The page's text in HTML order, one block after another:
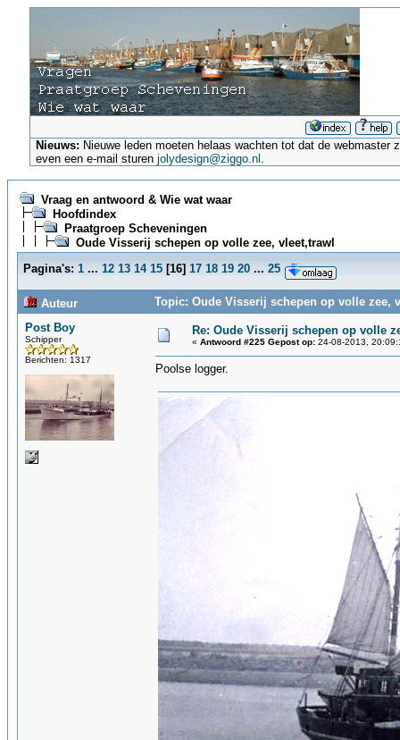
Nieuws: Nieuwe leden moeten helaas wachten tot dat de
even een e-mail sturenjolydesign@ziggo.nl .
Vraag en antwoord & Wie wat waar
Hoofdindex
Praatgroep Scheveningen
Oude Visserij schepen op volle zee, vleet,trawl
Pagina's: 1 ... 12 13 14 15 [16] 17 18 19 20 ... 25
Auteur
Topic: Oude Visserij schepen op volle zee,
Post Boy
Schipper
Berichten: 1317
Re: Oude Visserij schepen op volle
« Antwoord #225 Gepost op: 24-08-2013,
Poolse logger.